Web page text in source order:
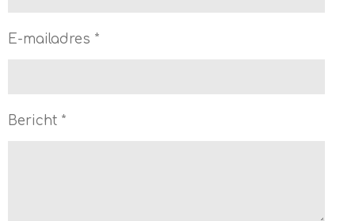
E-mailadres *
Bericht *